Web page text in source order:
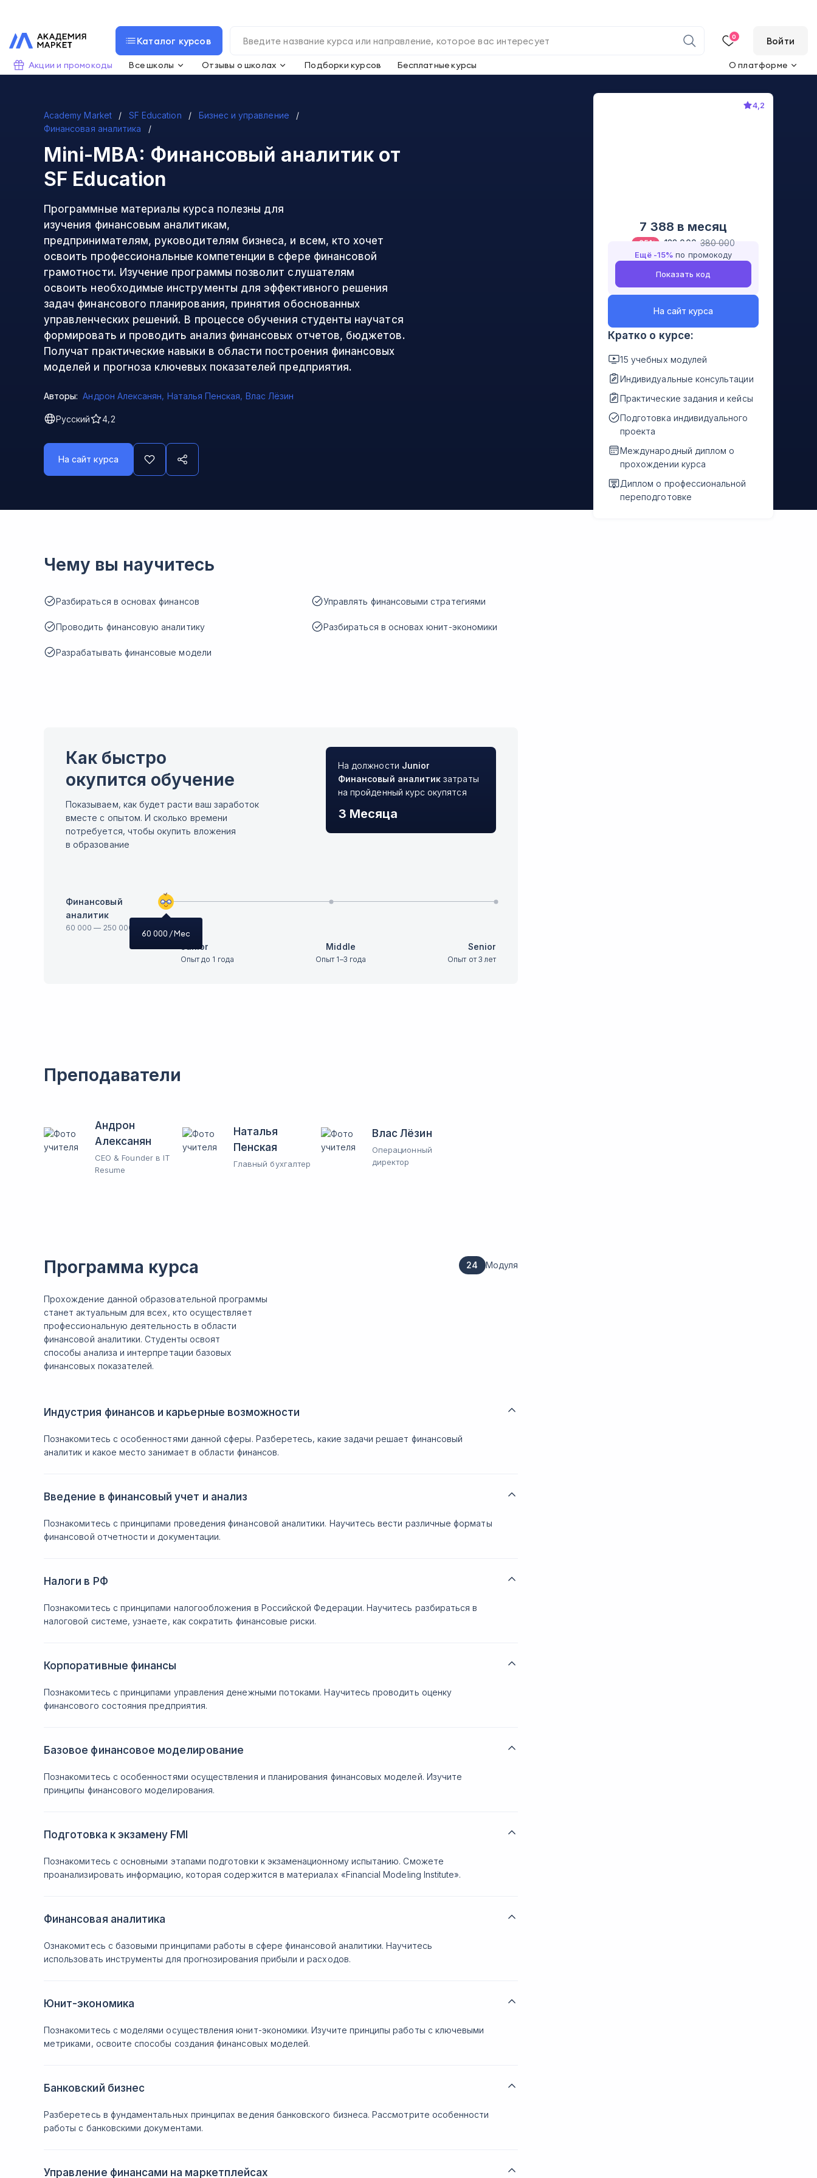
Каталог курсов 0 Войти
Акции и промокоды Все школы Отзывы о школах Подборки курсов Бесплатные курсы О платформе
Academy Market SF Education
Бизнес и управление
Финансовая аналитика
Mini-MBA: Финансовый аналитик от
SF Education
Программные материалы курса полезны для
изучения финансовым аналитикам,
предпринимателям, руководителям бизнеса, и всем, кто хочет
освоить профессиональные компетенции в сфере финансовой
грамотности. Изучение программы позволит слушателям
освоить необходимые инструменты для эффективного решения
задач финансового планирования, принятия обоснованных
управленческих решений. В процессе обучения студенты научатся
формировать и проводить анализ финансовых отчетов, бюджетов.
Получат практические навыки в области построения финансовых
моделей и прогноза ключевых показателей предприятия.
Авторы: Андрон Алексанян, Наталья Пенская, Влас Лёзин
Русский 4,2
На сайт курса
4,2
7 388 в месяц
-65% 133 000 380 000
Ещё -15% по промокоду
Показать код
На сайт курса
Кратко о курсе:
15 учебных модулей
Индивидуальные консультации
Практические задания и кейсы
Подготовка индивидуального
проекта
Международный диплом о
прохождении курса
Диплом о профессиональной
переподготовке
Чему вы научитесь
Разбираться в основах финансов
Проводить финансовую аналитику
Разрабатывать финансовые модели
Управлять финансовыми стратегиями
Разбираться в основах юнит-экономики
Как быстро
окупится обучение
Показываем, как будет расти ваш заработок
вместе с опытом. И сколько времени
потребуется, чтобы окупить вложения
в образование
На должности Junior
Финансовый аналитик затраты
на пройденный курс окупятся
3 Месяца
Финансовый
аналитик
60 000 — 250 000
Junior
Опыт до 1 года
Middle
Опыт 1–3 года
Senior
Опыт от 3 лет
Преподаватели
Андрон
Алексанян
CEO & Founder в IT
Resume
Наталья
Пенская
Главный бухгалтер
Влас Лёзин
Операционный
директор
Программа курса
Прохождение данной образовательной программы
станет актуальным для всех, кто осуществляет
профессиональную деятельность в области
финансовой аналитики. Студенты освоят
способы анализа и интерпретации базовых
финансовых показателей.
24 Модуля
Индустрия финансов и карьерные возможности
Познакомитесь с особенностями данной сферы. Разберетесь, какие задачи решает финансовый
аналитик и какое место занимает в области финансов.
Введение в финансовый учет и анализ
Познакомитесь с принципами проведения финансовой аналитики. Научитесь вести различные форматы
финансовой отчетности и документации.
Налоги в РФ
Познакомитесь с принципами налогообложения в Российской Федерации. Научитесь разбираться в
налоговой системе, узнаете, как сократить финансовые риски.
Корпоративные финансы
Познакомитесь с принципами управления денежными потоками. Научитесь проводить оценку
финансового состояния предприятия.
Базовое финансовое моделирование
Познакомитесь с особенностями осуществления и планирования финансовых моделей. Изучите
принципы финансового моделирования.
Подготовка к экзамену FMI
Познакомитесь с основными этапами подготовки к экзаменационному испытанию. Сможете
проанализировать информацию, которая содержится в материалах «Financial Modeling Institute».
Финансовая аналитика
Ознакомитесь с базовыми принципами работы в сфере финансовой аналитики. Научитесь
использовать инструменты для прогнозирования прибыли и расходов.
Юнит-экономика
Познакомитесь с моделями осуществления юнит-экономики. Изучите принципы работы с ключевыми
метриками, освоите способы создания финансовых моделей.
Банковский бизнес
Разберетесь в фундаментальных принципах ведения банковского бизнеса. Рассмотрите особенности
работы с банковскими документами.
Управление финансами на маркетплейсах
60 000 / Мес